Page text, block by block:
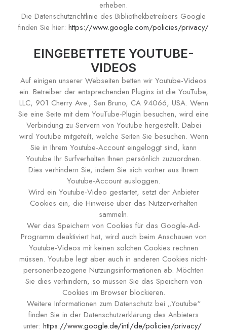
erheben.
Die Datenschutzrichtlinie des Bibliothekbetreibers Google
finden Sie hier: https://www.google.com/policies/privacy/
EINGEBETTETE YOUTUBE-
VIDEOS
Auf einigen unserer Webseiten betten wir Youtube-Videos
ein. Betreiber der entsprechenden Plugins ist die YouTube,
LLC, 901 Cherry Ave., San Bruno, CA 94066, USA. Wenn
Sie eine Seite mit dem YouTube-Plugin besuchen, wird eine
Verbindung zu Servern von Youtube hergestellt. Dabei
wird Youtube mitgeteilt, welche Seiten Sie besuchen. Wenn
Sie in Ihrem Youtube-Account eingeloggt sind, kann
Youtube Ihr Surfverhalten Ihnen persönlich zuzuordnen.
Dies verhindern Sie, indem Sie sich vorher aus Ihrem
Youtube-Account ausloggen.
Wird ein Youtube-Video gestartet, setzt der Anbieter
Cookies ein, die Hinweise über das Nutzerverhalten
sammeln.
Wer das Speichern von Cookies für das Google-Ad-
Programm deaktiviert hat, wird auch beim Anschauen von
Youtube-Videos mit keinen solchen Cookies rechnen
müssen. Youtube legt aber auch in anderen Cookies nicht-
personenbezogene Nutzungsinformationen ab. Möchten
Sie dies verhindern, so müssen Sie das Speichern von
Cookies im Browser blockieren.
Weitere Informationen zum Datenschutz bei „Youtube“
finden Sie in der Datenschutzerklärung des Anbieters
unter: https://www.google.de/intl/de/policies/privacy/